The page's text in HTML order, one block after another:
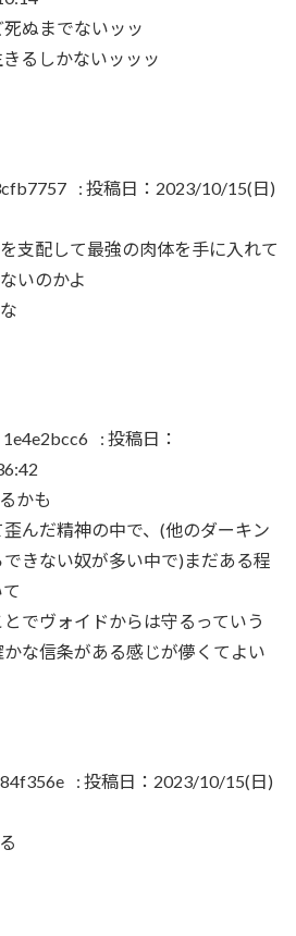
ぬまでないッッ
るしかないッッッ
: 投稿日：2023/10/15(日)
支配して最強の肉体を手に入れて
いのかよ
1e4e2bcc6 : 投稿日：
かも
んだ精神の中で、(他のダーキン
きない奴が多い中で)まだある程
でヴォイドからは守るっていう
な信条がある感じが儚くてよい
: 投稿日：2023/10/15(日)